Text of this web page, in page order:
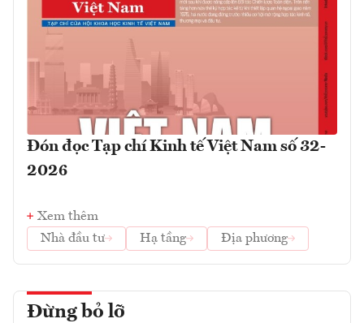
Đón đọc Tạp chí Kinh tế Việt Nam số 32-
2026
Xem thêm
Nhà đầu tư
Hạ tầng Địa phương
Đừng bỏ lỡ